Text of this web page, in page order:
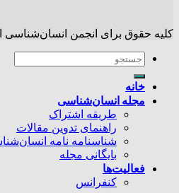
کلیه حقوق برای انجمن انسان‌شناسی
خانه
مجله انسان‌شناسی
طریقه اشتراک
راهنمای تدوین مقالات
شناسنامه نامه
بایگانی مجله
فعالیت‌ها
کنفرانس